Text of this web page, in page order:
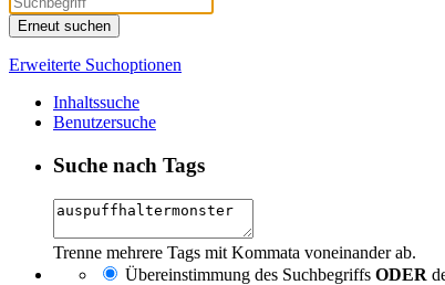
Erneut suchen
Erweiterte Suchoptionen
Inhaltssuche
Benutzersuche
Suche nach Tags
Trenne mehrere Tags mit Kommata voneinander ab.
Übereinstimmung des Suchbegriffs ODER